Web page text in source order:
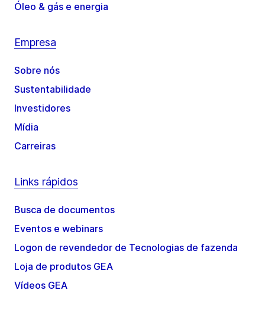
Óleo & gás e energia
Empresa
Sobre nós
Sustentabilidade
Investidores
Mídia
Carreiras
Links rápidos
Busca de documentos
Eventos e webinars
Logon de revendedor de Tecnologias de fazenda
Loja de produtos GEA
Vídeos GEA